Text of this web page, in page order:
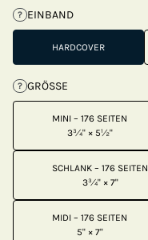
? EINBAND
HARDCOVER
? GRÖSSE
MINI – 176 SEITEN
3¾" × 5½"
SCHLANK – 176 SEITEN
3¾" × 7"
MIDI – 176 SEITEN
5" × 7"